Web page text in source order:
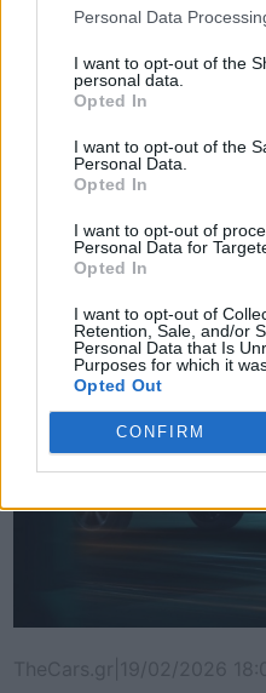
Personal Data
I want to opt-out of the
personal data.
Opted In
I want to opt-out of the
Personal Data.
Opted In
I want to opt-out of
Personal Data for
Opted In
I want to opt-out of
Retention, Sale, and/or
Personal Data that Is
Purposes for which it
Opted Out
CONFIRM
Δείτε